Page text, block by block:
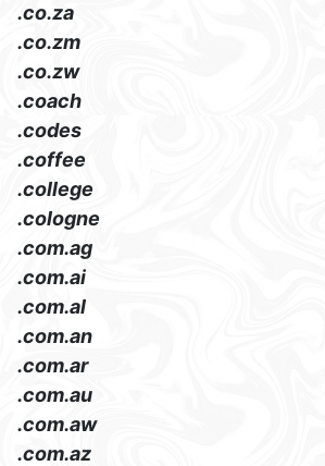
.co.za
.co.zm
.co.zw
.coach
.codes
.coffee
.college
.cologne
.com.ag
.com.ai
.com.al
.com.an
.com.ar
.com.au
.com.aw
.com.az